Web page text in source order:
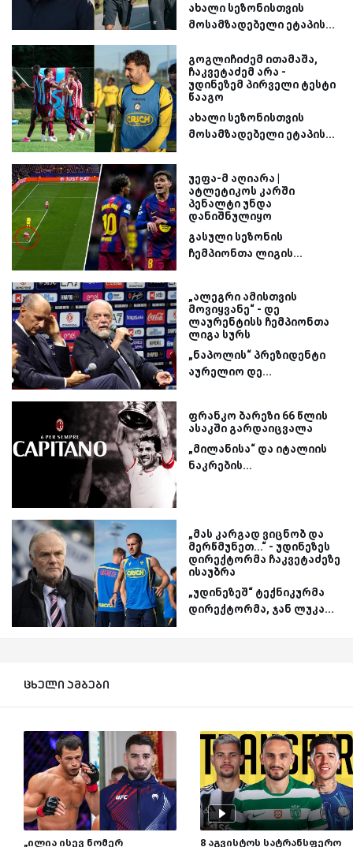
ახალი სეზონისთვის
მოსამზადებელი ეტაპის...
გოგლიჩიძემ ითამაშა,
ჩაკვეტაძემ არა -
უდინეზემ პირველი ტესტი
წააგო
ახალი სეზონისთვის
მოსამზადებელი ეტაპის...
უეფა-მ აღიარა |
ატლეტიკოს კარში
პენალტი უნდა
დანიშნულიყო
გასული სეზონის
ჩემპიონთა ლიგის...
„ალეგრი ამისთვის
მოვიყვანე“ - დე
ლაურენტისს ჩემპიონთა
ლიგა სურს
„ნაპოლის“ პრეზიდენტი
აურელიო დე...
ფრანკო ბარეზი 66 წლის
ასაკში გარდაიცვალა
„მილანისა“ და იტალიის
ნაკრების...
„მას კარგად ვიცნობ და
მერწმუნეთ...“ - უდინეზეს
დირექტორმა ჩაკვეტაძეზე
ისაუბრა
„უდინეზეშ“ ტექნიკურმა
დირექტორმა, ჯან ლუკა...
ცხელი ამბები
„ილია ისევ ნომერ 8 აგვისტოს სატრანსფერო